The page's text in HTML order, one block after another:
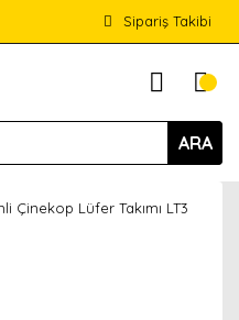
Sipariş Takibi
ARA